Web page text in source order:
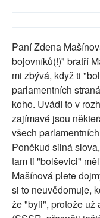
PŘÍSPĚVKY NA
SOCIÁLNÍ SÍTĚ
RUBRIKY
PLNÁ VERZE
Paní Zdena
bojovníků(!)" bratří
mi zbývá, když ti
parlamentních
koho. Uvádí to v
zajímavé jsou
všech
Poněkud silná
tam ti "bolševici"
Mašínová plete
si to neuvědomuje,
že "byli", protože už